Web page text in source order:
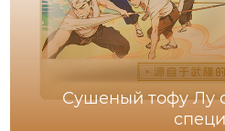
Сушеный тофу Лу